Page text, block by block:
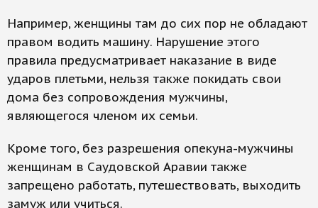
Например, женщины там до сих пор не обладают
правом водить машину. Нарушение этого
правила предусматривает наказание в виде
ударов плетьми, нельзя также покидать свои
дома без сопровождения мужчины,
являющегося членом их семьи.
Кроме того, без разрешения опекуна-мужчины
женщинам в Саудовской Аравии также
запрещено работать, путешествовать, выходить
замуж или учиться.